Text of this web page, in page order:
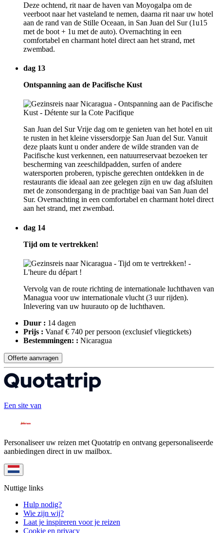
Deze ochtend, rit naar de haven van Moyogalpa om de
veerboot naar het vasteland te nemen, daarna rit naar uw hotel
aan de rand van de Stille Oceaan, in San Juan del Sur (1u15
met de boot + 1u met de auto). Overnachting in een
comfortabel en charmant hotel direct aan het strand, met
zwembad.
dag 13
Ontspanning aan de Pacifische Kust
San Juan del Sur Vrije dag om te genieten van het hotel en uit
te rusten in het kleine vissersdorpje San Juan del Sur. Vanuit
deze plaats kunt u onder andere de wilde stranden van de
Pacifische kust verkennen, een natuurreservaat bezoeken ter
bescherming van zeeschildpadden, surfen of andere
watersporten proberen, typische gerechten ontdekken in de
restaurants die ideaal aan zee gelegen zijn en uw dag afsluiten
met de zonsondergang in de prachtige baai van San Juan del
Sur. Overnachting in een comfortabel en charmant hotel direct
aan het strand, met zwembad.
dag 14
Tijd om te vertrekken!
Vervolg van de route richting de internationale luchthaven van
Managua voor uw internationale vlucht (3 uur rijden).
Inlevering van uw huurauto op de luchthaven.
Duur : 14 dagen
Prijs : Vanaf € 740 per persoon (exclusief vliegtickets)
Bestemmingen: : Nicaragua
Offerte aanvragen
Een site van
Personaliseer uw reizen met Quotatrip en ontvang gepersonaliseerde
aanbiedingen direct in uw mailbox.
Nuttige links
Hulp nodig?
Wie zijn wij?
Laat je inspireren voor je reizen
Cookie en privacy